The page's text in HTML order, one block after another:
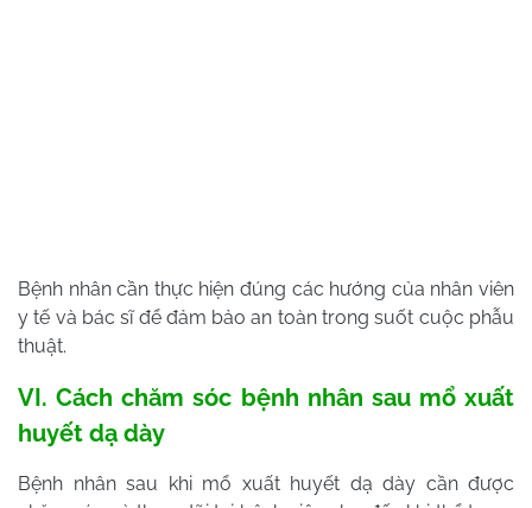
Bệnh nhân cần thực hiện đúng các hướng của nhân viên
y tế và bác sĩ để đảm bảo an toàn trong suốt cuộc phẫu
thuật.
VI. Cách chăm sóc bệnh nhân sau mổ xuất
huyết dạ dày
Bệnh nhân sau khi mổ xuất huyết dạ dày cần được